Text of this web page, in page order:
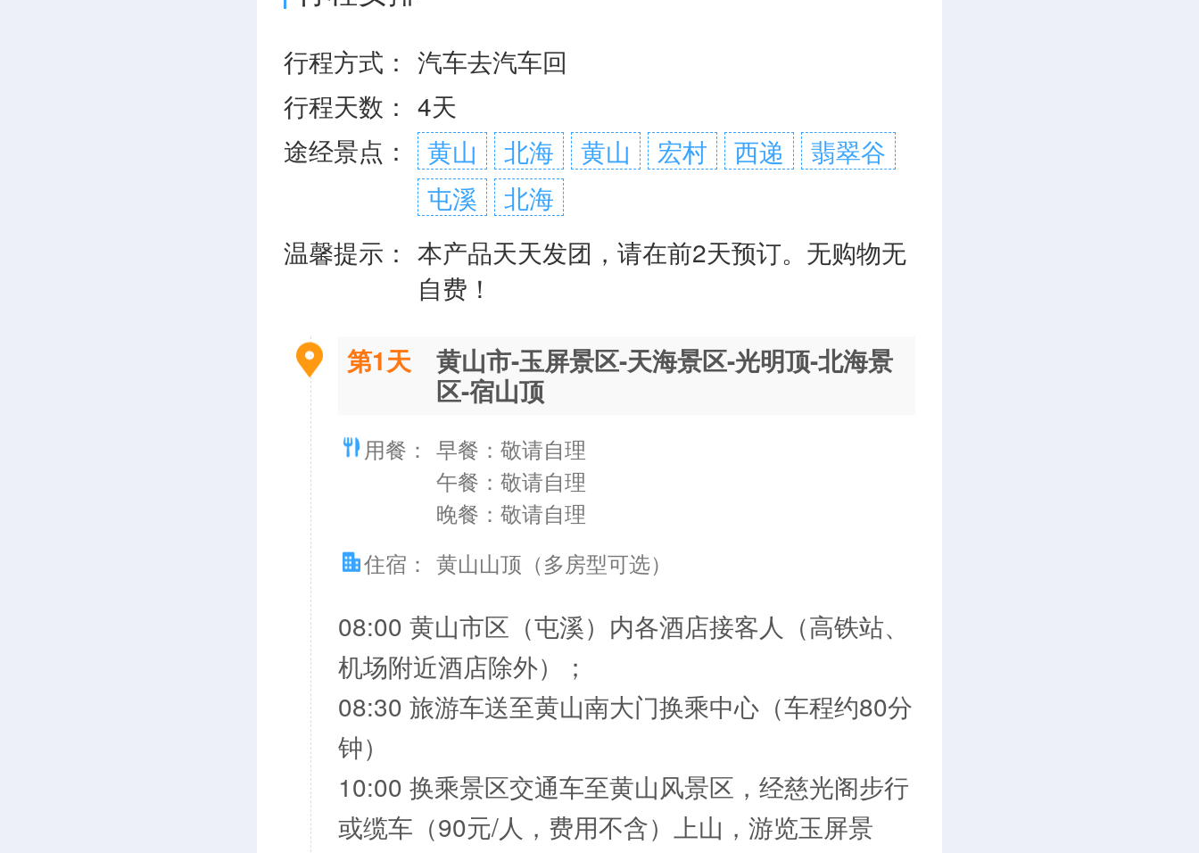
行程方式： 汽车去汽车回
行程天数： 4天
途经景点：
黄山 北海 黄山 宏村 西递
翡翠谷
屯溪
北海
温馨提示： 本产品天天发团，请在前2天预订。无购物无
自费！
第1天
黄山市-玉屏景区-天海景区-光明顶-北海景
区-宿山顶
用餐： 早餐：敬请自理
午餐：敬请自理
晚餐：敬请自理
住宿： 黄山山顶（多房型可选）
08:00 黄山市区（屯溪）内各酒店接客人（高铁站、
机场附近酒店除外）；
08:30 旅游车送至黄山南大门换乘中心（车程约80分
钟）
10:00 换乘景区交通车至黄山风景区，经慈光阁步行
或缆车（90元/人，费用不含）上山，游览玉屏景